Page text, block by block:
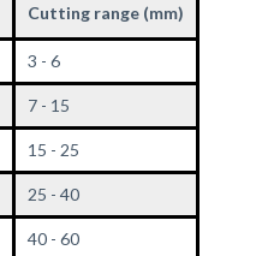
Cutting range (mm)
3 - 6
7 - 15
15 - 25
25 - 40
40 - 60